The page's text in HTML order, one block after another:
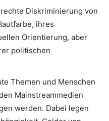
Diskriminierung von
ihres
Orientierung, aber
politischen
Themen und Menschen
Mainstreammedien
werden. Dabei legen